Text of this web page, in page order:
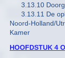
3.13.10
3.13.11 De
Noord-Holland/
Kamer
HOOFDSTUK 4